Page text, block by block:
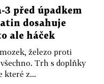
3 před úpadkem
dosahuje
ale háček
železo proti
Trh s doplňky
které z...